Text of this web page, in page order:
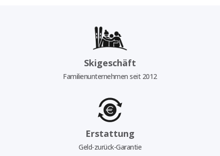
Skigeschäft
Familienunternehmen seit 2012
Erstattung
Geld-zurück-Garantie